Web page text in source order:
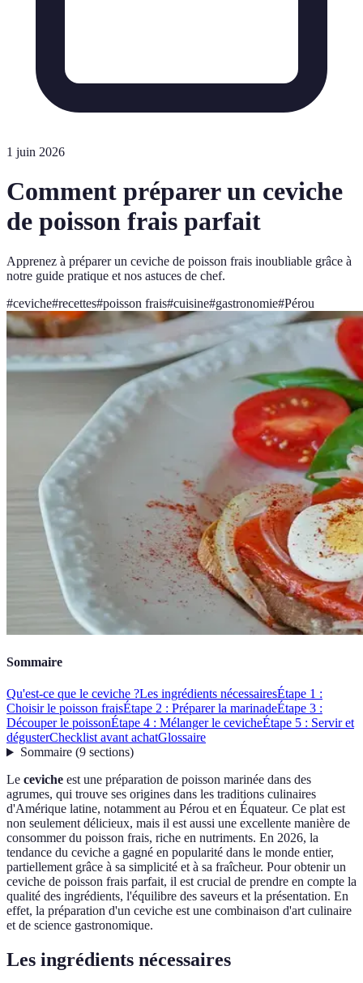
1 juin 2026
Comment préparer un ceviche
de poisson frais parfait
Apprenez à préparer un ceviche de poisson frais inoubliable grâce à
notre guide pratique et nos astuces de chef.
#ceviche#recettes#poisson frais#cuisine#gastronomie#Pérou
Sommaire
Qu'est-ce que le ceviche ?Les ingrédients nécessairesÉtape 1 :
Choisir le poisson fraisÉtape 2 : Préparer la marinadeÉtape 3 :
Découper le poissonÉtape 4 : Mélanger le cevicheÉtape 5 : Servir et
dégusterChecklist avant achatGlossaire
Sommaire(9 sections)
Le ceviche est une préparation de poisson marinée dans des
agrumes, qui trouve ses origines dans les traditions culinaires
d'Amérique latine, notamment au Pérou et en Équateur. Ce plat est
non seulement délicieux, mais il est aussi une excellente manière de
consommer du poisson frais, riche en nutriments. En 2026, la
tendance du ceviche a gagné en popularité dans le monde entier,
partiellement grâce à sa simplicité et à sa fraîcheur. Pour obtenir un
ceviche de poisson frais parfait, il est crucial de prendre en compte la
qualité des ingrédients, l'équilibre des saveurs et la présentation. En
effet, la préparation d'un ceviche est une combinaison d'art culinaire
et de science gastronomique.
Les ingrédients nécessaires